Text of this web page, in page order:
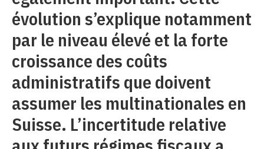
évolution s’explique notamment
par le niveau élevé et la forte
croissance des coûts
administratifs que doivent
assumer les multinationales en
Suisse. L’incertitude relative